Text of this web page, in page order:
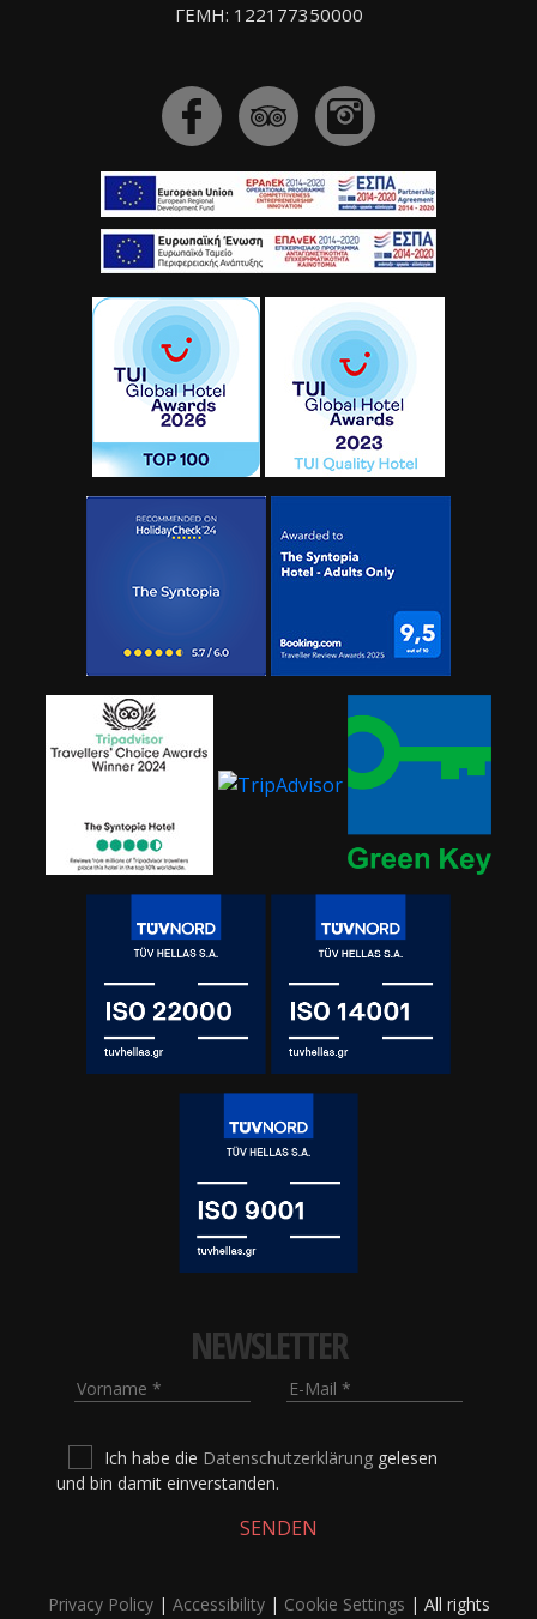
ΓΕΜΗ: 122177350000
NEWSLETTER
Vorname E-Mail
Ich habe die Datenschutzerklärung gelesen
und bin damit einverstanden.
SENDEN
Privacy Policy| Accessibility| Cookie Settings | All rights